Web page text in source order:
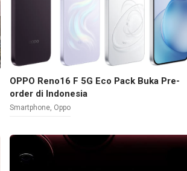
OPPO Reno16 F 5G Eco Pack Buka Pre-
order di Indonesia
Smartphone Oppo